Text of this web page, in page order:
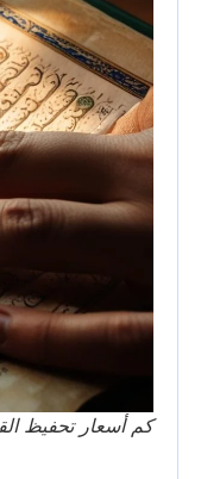
كم أسعار تحفيظ